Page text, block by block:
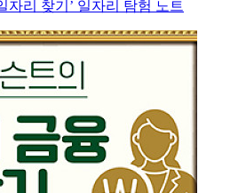
자리 찾기’ 일자리 탐험 노트